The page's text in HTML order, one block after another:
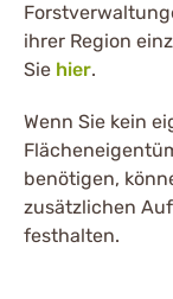
ihrer Region
Sie hier.
Wenn Sie kein
benötigen,
zusätzlichen
festhalten.